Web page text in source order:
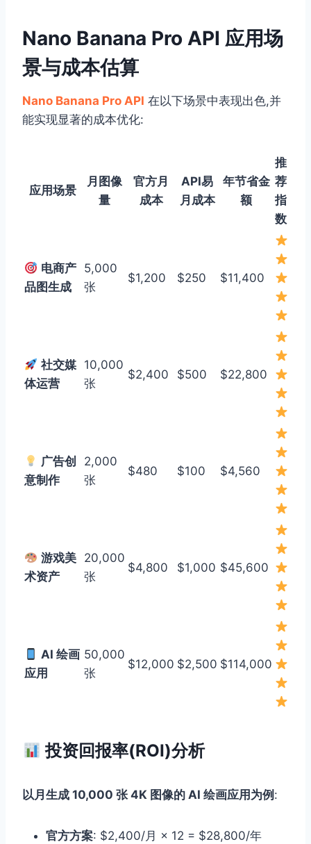
Nano Banana Pro API 应用场
景与成本估算
Nano Banana Pro API 在以下场景中表现出色,并
能实现显著的成本优化:
应用场景
月图像
量
官方月
成本
API易
月成本
年节省金
额
推
荐
指
数
电商产
品图生成
5,000
张
$1,200 $250 $11,400
社交媒
体运营
10,000
张
$2,400 $500 $22,800
广告创
意制作
2,000
张
$480 $100 $4,560
游戏美
术资产
20,000
张
$4,800 $1,000 $45,600
AI 绘画
应用
50,000
张
$12,000 $2,500 $114,000
投资回报率(ROI)分析
以月生成 10,000 张 4K 图像的 AI 绘画应用为例 :
官方方案: $2,400/月 × 12 = $28,800/年